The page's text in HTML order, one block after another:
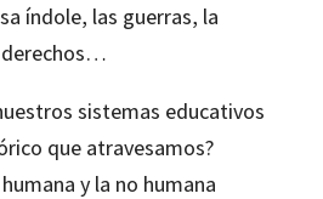
índole, las guerras, la
derechos…
sistemas educativos
que atravesamos?
y la no humana